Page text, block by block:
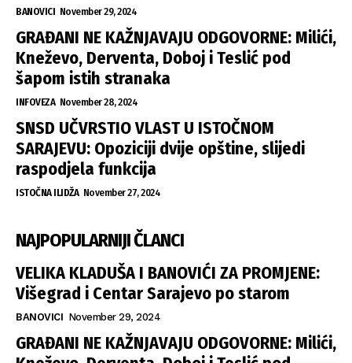
BANOVICI November 29, 2024
GRAĐANI NE KAŽNJAVAJU ODGOVORNE: Milići,
Kneževo, Derventa, Doboj i Teslić pod
šapom istih stranaka
INFOVEZA November 28, 2024
SNSD UČVRSTIO VLAST U ISTOČNOM
SARAJEVU: Opoziciji dvije opštine, slijedi
raspodjela funkcija
ISTOČNA ILIDŽA November 27, 2024
NAJPOPULARNIJI ČLANCI
VELIKA KLADUŠA I BANOVIĆI ZA PROMJENE:
Višegrad i Centar Sarajevo po starom
BANOVICI November 29, 2024
GRAĐANI NE KAŽNJAVAJU ODGOVORNE: Milići,